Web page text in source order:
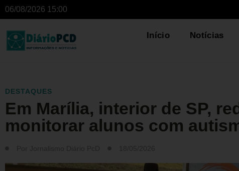
06/08/2026 15:00
Início Notícias
DESTAQUES
Em Marília, interior de SP,
monitorar alunos com